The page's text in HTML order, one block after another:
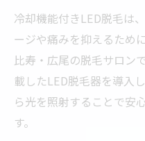
冷却機能付きLED脱毛は
ージや痛みを抑えるため
比寿・広尾の脱毛サロン
載したLED脱毛器を導入
ら光を照射することで安
す。